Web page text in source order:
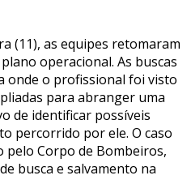
(11), as equipes retomaram
operacional. As buscas
onde o profissional foi visto
para abranger uma
de identificar possíveis
percorrido por ele. O caso
pelo Corpo de Bombeiros,
busca e salvamento na